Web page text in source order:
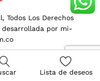
Todos Los Derechos
desarrollada por mi-
Lista de deseos